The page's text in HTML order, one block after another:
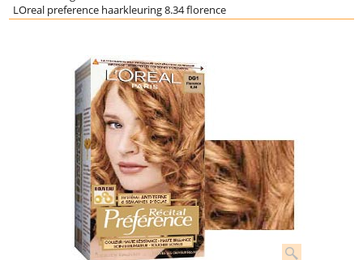
LOreal preference haarkleuring 8.34 florence